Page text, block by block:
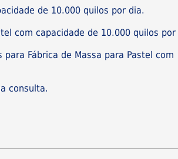
de 10.000 quilos por dia.
com capacidade de 10.000 quilos por
Fábrica de Massa para Pastel com
consulta.